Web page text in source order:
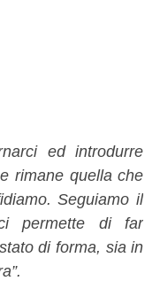
ed introdurre
rimane quella che
Seguiamo il
permette di far
di forma, sia in